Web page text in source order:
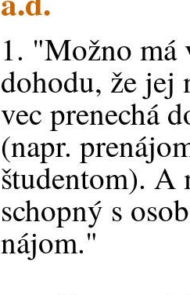
1. "Možno má
dohodu, že jej
vec prenechá
(napr.
študentom). A
schopný s
nájom."